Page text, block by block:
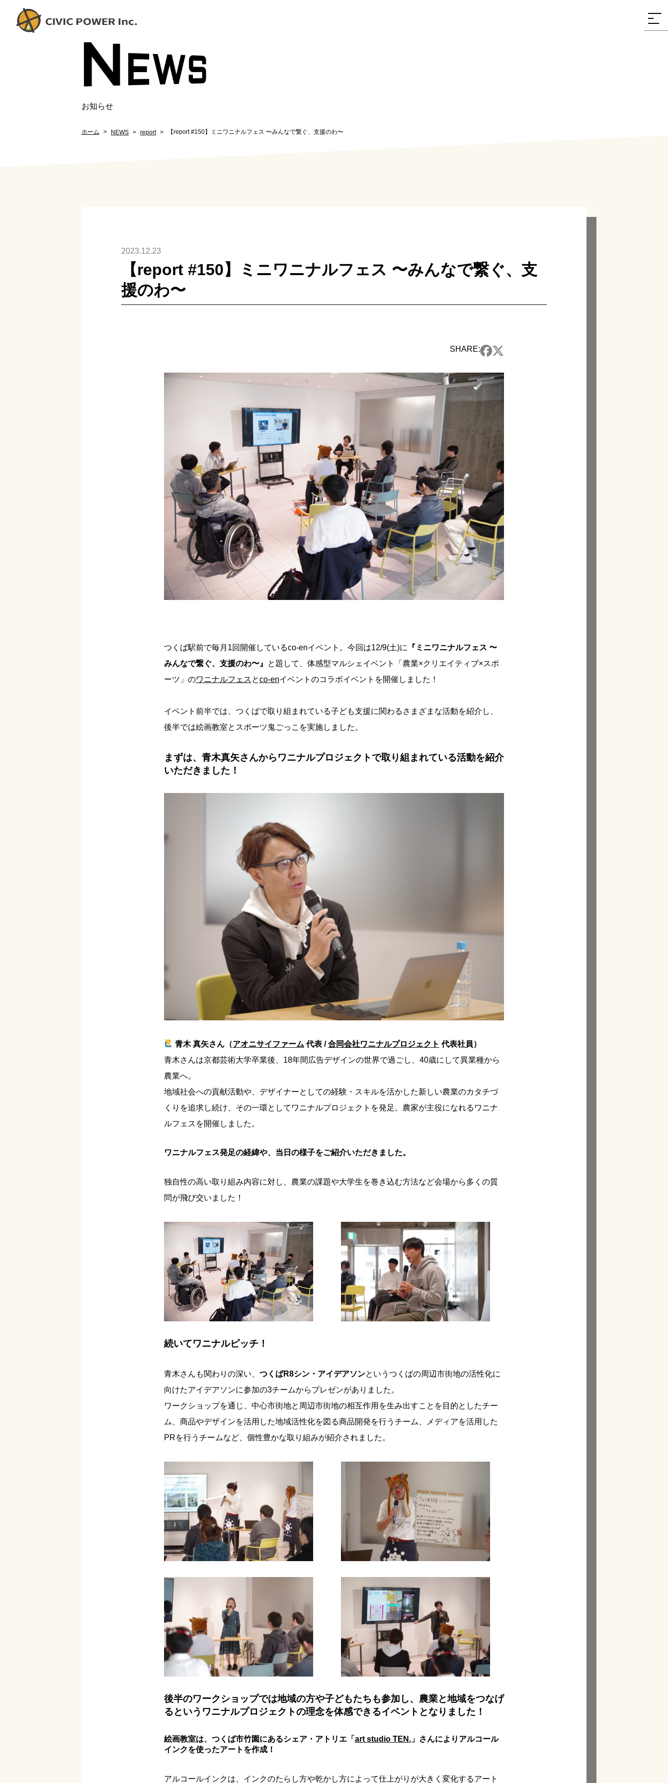
NEW
S
お知らせ
ホーム NEWS report 【report #150】ミニワニナルフェス 〜みんなで繋ぐ、支援のわ〜
2023.12.23
【report #150】ミニワニナルフェス 〜みんなで繋ぐ、支
援のわ〜
SHARE:
つくば駅前で毎月1回開催しているco-enイベント。今回は12/9(土)に 『ミニワニナルフェス 〜
みんなで繋ぐ、支援のわ〜』
と題して、体感型マルシェイベント「農業×クリエイティブ×スポ
ーツ」のワニナルフェス とco-enイベントのコラボイベントを開催しました！
イベント前半では、つくばで取り組まれている子ども支援に関わるさまざまな活動を紹介し、
後半では絵画教室とスポーツ鬼ごっこを実施しました。
まずは、青木真矢さんからワニナルプロジェクトで取り組まれている活動を紹介
いただきました！
青木 真矢さん（アオニサイファーム 代表 /合同会社ワニナルプロジェクト 代表社員）
青木さんは京都芸術大学卒業後、18年間広告デザインの世界で過ごし、40歳にして異業種から
農業へ。
地域社会への貢献活動や、デザイナーとしての経験・スキルを活かした新しい農業のカタチづ
くりを追求し続け、その一環としてワニナルプロジェクトを発足。農家が主役になれるワニナ
ルフェスを開催しました。
ワニナルフェス発足の経緯や、当日の様子をご紹介いただきました。
独自性の高い取り組み内容に対し、農業の課題や大学生を巻き込む方法など会場から多くの質
問が飛び交いました！
続いてワニナルピッチ！
青木さんも関わりの深い、 つくばR8シン・アイデアソンというつくばの周辺市街地の活性化に
向けたアイデアソンに参加の3チームからプレゼンがありました。
ワークショップを通じ、中心市街地と周辺市街地の相互作用を生み出すことを目的としたチー
ム、商品やデザインを活用した地域活性化を図る商品開発を行うチーム、メディアを活用した
PRを行うチームなど、個性豊かな取り組みが紹介されました。
後半のワークショップでは地域の方や子どもたちも参加し、農業と地域をつなげ
るというワニナルプロジェクトの理念を体感できるイベントとなりました！
絵画教室は、つくば市竹園にあるシェア・アトリエ「 art studio TEN.」さんによりアルコール
インクを使ったアートを作成！
アルコールインクは、インクのたらし方や乾かし方によって仕上がりが大きく変化するアート